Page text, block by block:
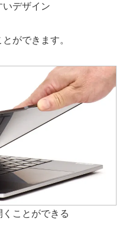
いデザイン
ができます。
くことができる